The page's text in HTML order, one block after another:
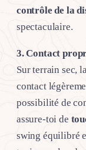
contrôle de la
spectaculaire.
3. Contact
Sur terrain sec,
contact
possibilité de
assure-toi de
swing équilibré